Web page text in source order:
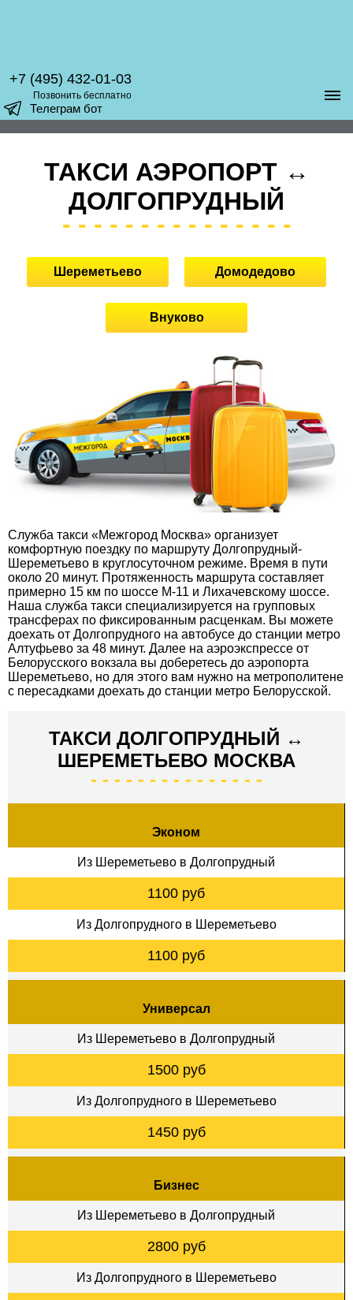
+7 (495) 432-01-03
Позвонить бесплатно
Телеграм бот
ТАКСИ АЭРОПОРТ ↔
ДОЛГОПРУДНЫЙ
Шереметьево Домодедово
Внуково
Служба такси «Межгород Москва» организует
комфортную поездку по маршруту Долгопрудный-
Шереметьево в круглосуточном режиме. Время в пути
около 20 минут. Протяженность маршрута составляет
примерно 15 км по шоссе М-11 и Лихачевскому шоссе.
Наша служба такси специализируется на групповых
трансферах по фиксированным расценкам. Вы можете
доехать от Долгопрудного на автобусе до станции метро
Алтуфьево за 48 минут. Далее на аэроэкспрессе от
Белорусского вокзала вы доберетесь до аэропорта
Шереметьево, но для этого вам нужно на метрополитене
с пересадками доехать до станции метро Белорусской.
ТАКСИ ДОЛГОПРУДНЫЙ ↔
ШЕРЕМЕТЬЕВО МОСКВА
Эконом
Из Шереметьево в Долгопрудный
1100 руб
Из Долгопрудного в Шереметьево
1100 руб
Универсал
Из Шереметьево в Долгопрудный
1500 руб
Из Долгопрудного в Шереметьево
1450 руб
Бизнес
Из Шереметьево в Долгопрудный
2800 руб
Из Долгопрудного в Шереметьево